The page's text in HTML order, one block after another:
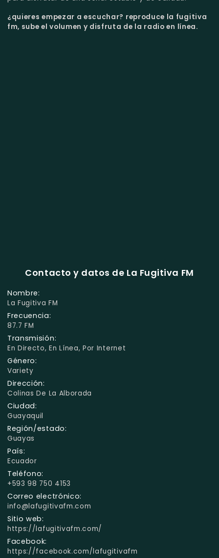
¿quieres empezar a escuchar? reproduce la fugitiva
fm, sube el volumen y disfruta de la radio en línea.
Contacto y datos de La Fugitiva FM
Nombre:
La Fugitiva FM
Frecuencia:
87.7 FM
Transmisión:
En Directo, En Línea, Por Internet
Género:
Variety
Dirección:
Colinas De La Alborada
Ciudad:
Guayaquil
Región/estado:
Guayas
País:
Ecuador
Teléfono:
+593 98 750 4153
Correo electrónico:
info@lafugitivafm.com
Sitio web:
https://lafugitivafm.com/
Facebook:
https://facebook.com/lafugitivafm